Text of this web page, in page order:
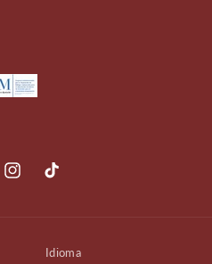
InstagramTikTok
Idioma